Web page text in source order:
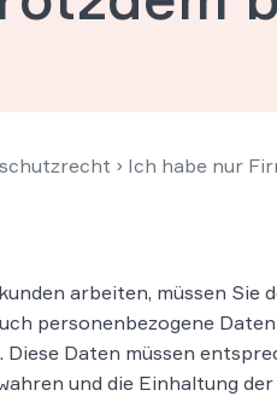
› Ich habe nur
arbeiten, müssen Sie
personenbezogene
Daten müssen
und die Einhaltung